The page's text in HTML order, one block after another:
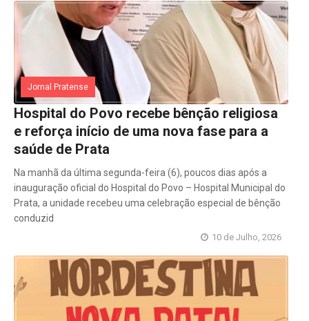
Jornal Pratense
Hospital do Povo recebe bênção religiosa
e reforça início de uma nova fase para a
saúde de Prata
Na manhã da última segunda-feira (6), poucos dias após a
inauguração oficial do Hospital do Povo – Hospital Municipal do
Prata, a unidade recebeu uma celebração especial de bênção
conduzid
10 de Julho, 2026